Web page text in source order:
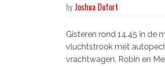
by Joshua Dufort
Gisteren rond 14.45 in de
vluchtstrook met
vrachtwagen. Robin en